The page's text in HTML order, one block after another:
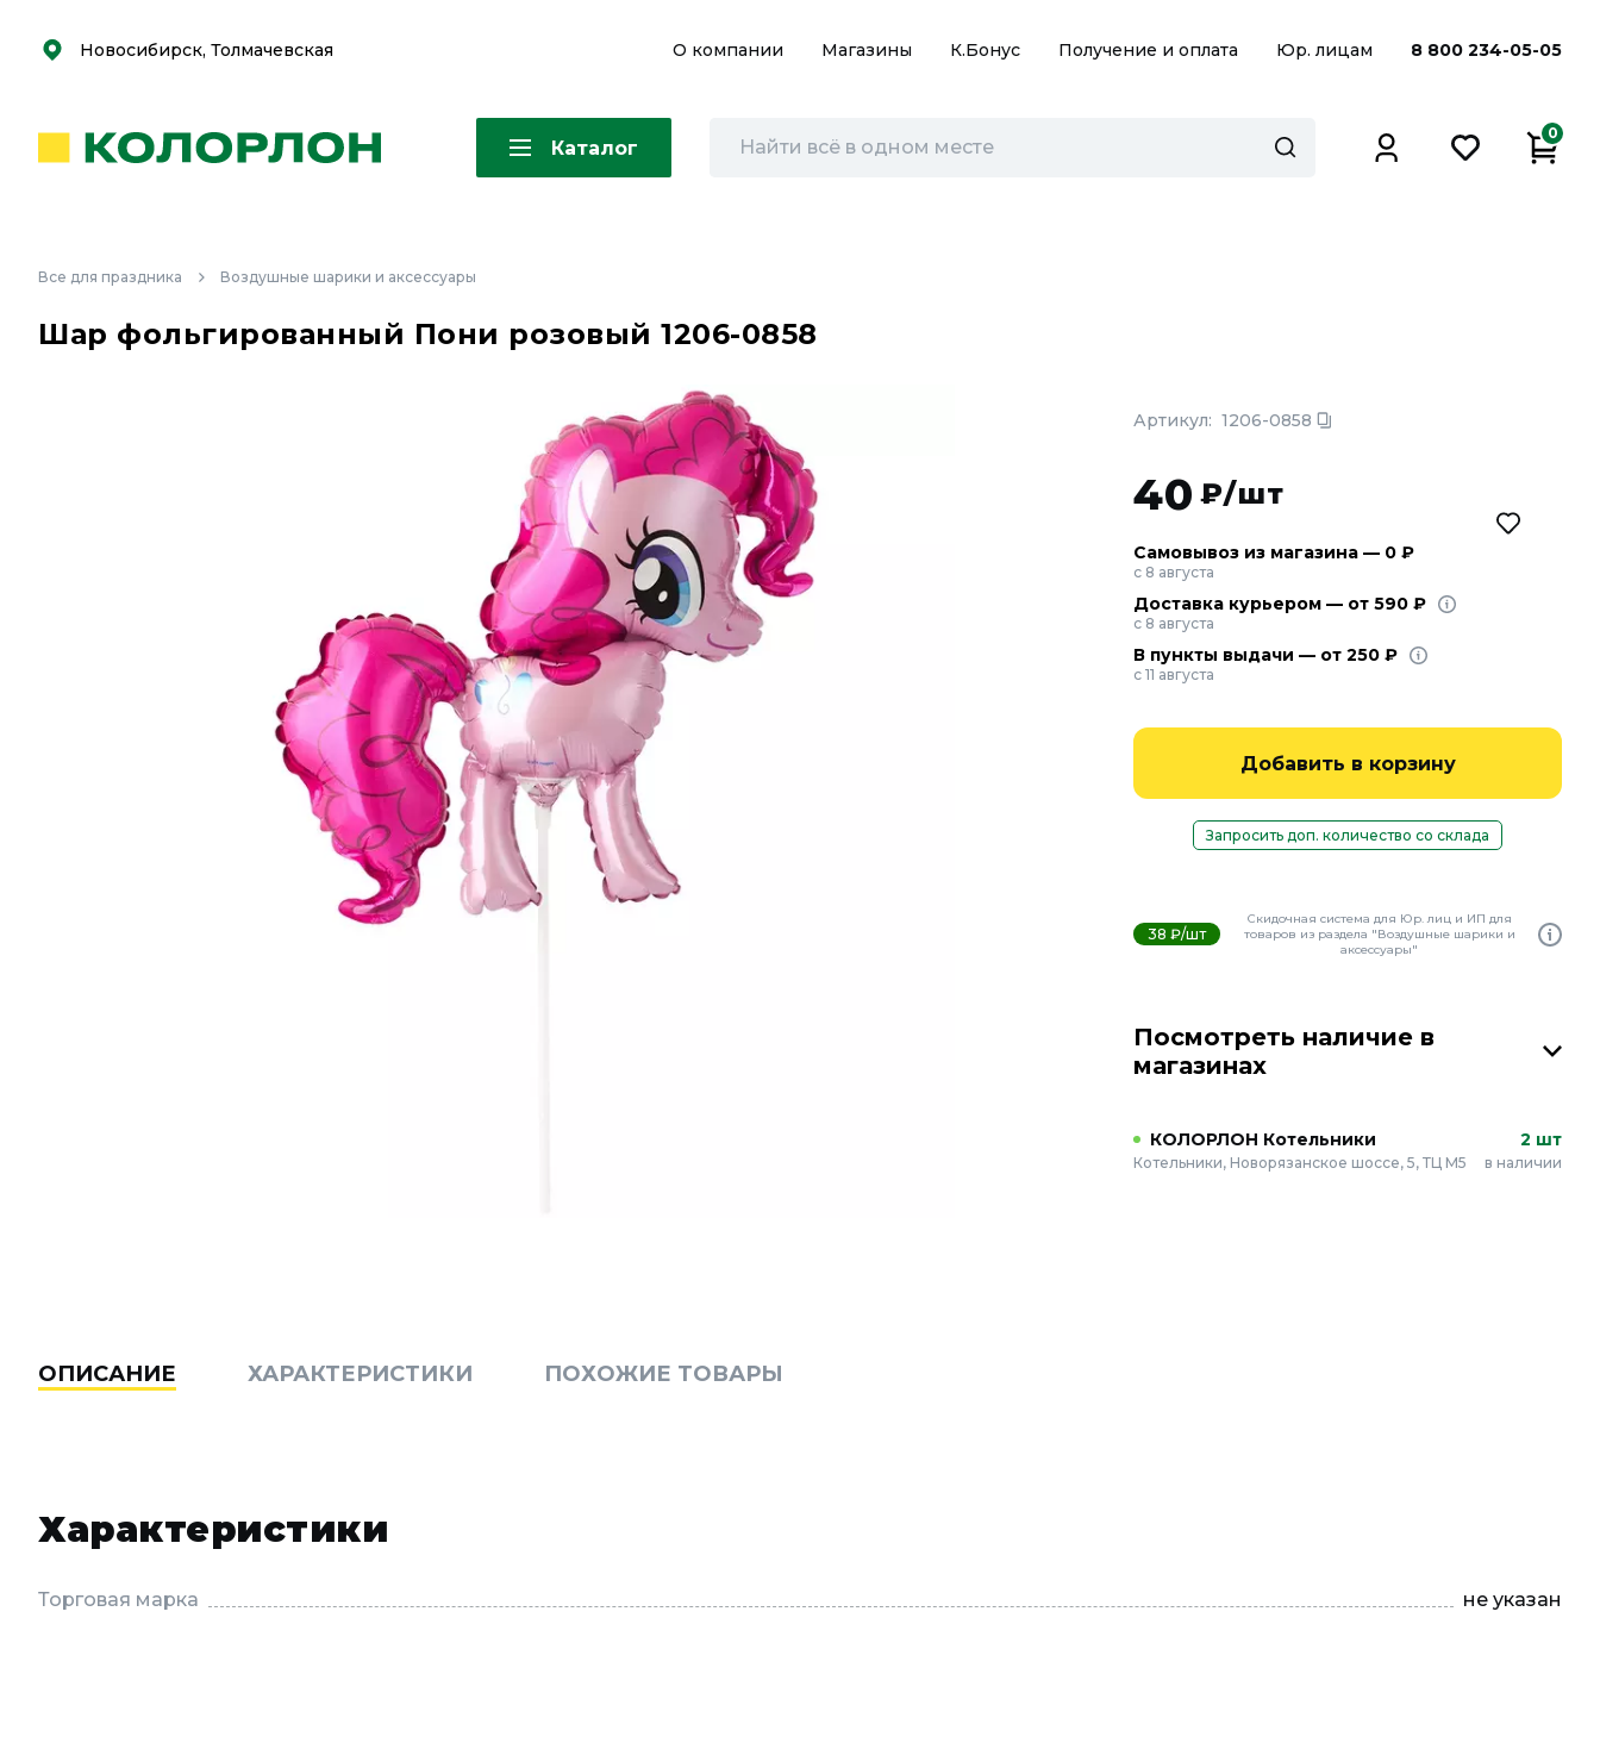
Скоро
Скоро
Новосибирск, Толмачевская О компании Магазины К.Бонус Получение и оплата Юр. лицам 8 800 234-05-05
Каталог
0
Все для праздника Воздушные шарики и аксессуары
Шар фольгированный Пони розовый 1206-0858
Артикул: 1206-0858
40 ₽/шт
Самовывоз из магазина — 0 ₽
с 8 августа
Доставка курьером — от 590 ₽
с 8 августа
В пункты выдачи — от 250 ₽
с 11 августа
Добавить в корзину
Запросить доп. количество со склада
38 ₽/шт
Скидочная система для Юр. лиц и ИП для
товаров из раздела "Воздушные шарики и
аксессуары"
Посмотреть наличие в
магазинах
КОЛОРЛОН Котельники
Котельники, Новорязанское шоссе, 5, ТЦ М5
2 шт
в наличии
ОПИСАНИЕ ХАРАКТЕРИСТИКИ ПОХОЖИЕ ТОВАРЫ
Характеристики
Торговая марка не указан